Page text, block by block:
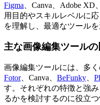
Figma 、Canva、Adobe
用目的やスキルレベルに
を理解し、最適なツール
主な画像編集ツール
画像編集ツールには、多
Fotor、Canva、 BeFunky
す。それぞれの特徴と強
るかを検討するのに役立